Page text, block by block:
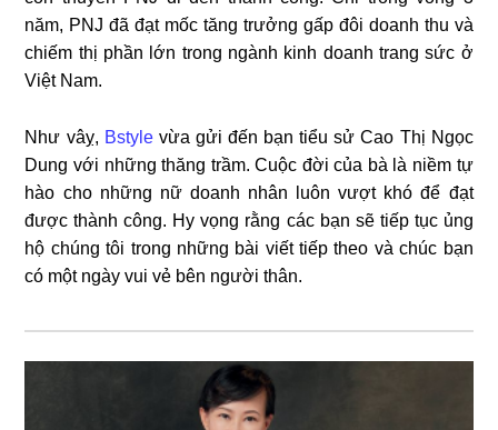
năm, PNJ đã đạt mốc tăng trưởng gấp đôi doanh thu và
chiếm thị phần lớn trong ngành kinh doanh trang sức ở
Việt Nam.
Như vâỵ, Bstylevừa gửi đến bạn tiểu sử Cao Thị Ngọc
Dung với những thăng trầm. Cuộc đời của bà là niềm tự
hào cho những nữ doanh nhân luôn vượt khó để đạt
được thành công. Hy vọng rằng các bạn sẽ tiếp tục ủng
hộ chúng tôi trong những bài viết tiếp theo và chúc bạn
có một ngày vui vẻ bên người thân.